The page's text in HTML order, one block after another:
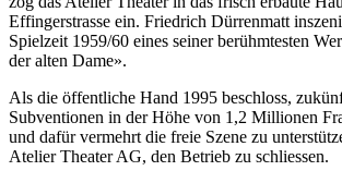
Effingerstrasse ein. Friedrich Dürrenmatt
Spielzeit 1959/60 eines seiner berühmtesten
der alten Dame».
Als die öffentliche Hand 1995 beschloss,
Subventionen in der Höhe von 1,2 Millionen
und dafür vermehrt die freie Szene zu
Atelier Theater AG, den Betrieb zu schliessen.